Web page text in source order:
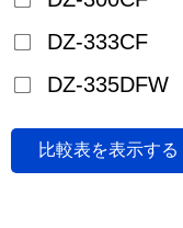
DZ-333CF
DZ-335DFW
比較表を表示する